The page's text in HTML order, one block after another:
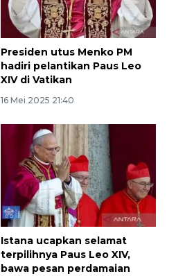
Presiden utus Menko PM
hadiri pelantikan Paus Leo
XIV di Vatikan
16 Mei 2025 21:40
Istana ucapkan selamat
terpilihnya Paus Leo XIV,
bawa pesan perdamaian